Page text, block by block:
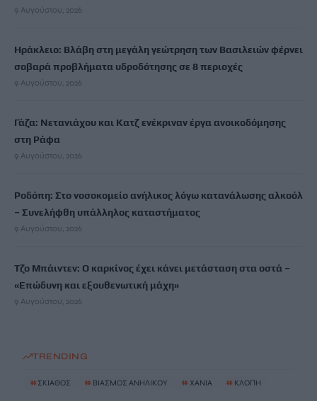
9 Αυγούστου, 2026
Ηράκλειο: Βλάβη στη μεγάλη γεώτρηση των Βασιλειών φέρνει
σοβαρά προβλήματα υδροδότησης σε 8 περιοχές
9 Αυγούστου, 2026
Γάζα: Νετανιάχου και Κατζ ενέκριναν έργα ανοικοδόμησης
στη Ράφα
9 Αυγούστου, 2026
Ροδόπη: Στο νοσοκομείο ανήλικος λόγω κατανάλωσης αλκοόλ
– Συνελήφθη υπάλληλος καταστήματος
9 Αυγούστου, 2026
Τζο Μπάιντεν: Ο καρκίνος έχει κάνει μετάσταση στα οστά –
«Επώδυνη και εξουθενωτική μάχη»
9 Αυγούστου, 2026
TRENDING
# ΣΚΙΑΘΟΣ # ΒΙΑΣΜΟΣ ΑΝΗΛΙΚΟΥ # ΧΑΝΙΑ # ΚΛΟΠΗ